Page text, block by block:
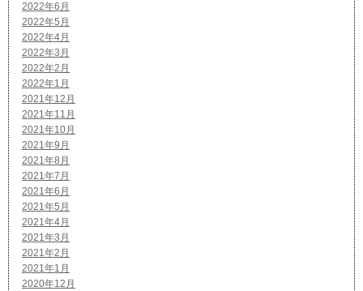
2022年6月
2022年5月
2022年4月
2022年3月
2022年2月
2022年1月
2021年12月
2021年11月
2021年10月
2021年9月
2021年8月
2021年7月
2021年6月
2021年5月
2021年4月
2021年3月
2021年2月
2021年1月
2020年12月